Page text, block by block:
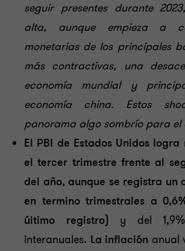
seguir presentes durante
alta, aunque empieza a
monetarias de los principales
más contractivas, una
economía mundial y
economía china. Estos
panorama algo sombrío para el
El PBI de Estados Unidos logra
el tercer trimestre frente al
del año, aunque se registra un
en termino trimestrales a
último registro) y del
interanuales. La inflación anual